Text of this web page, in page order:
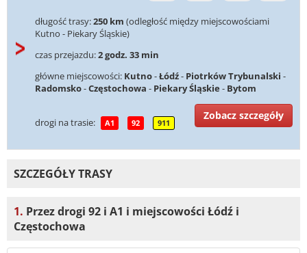
długość trasy:250 km (odległość między miejscowościami
Kutno - Piekary Śląskie)
czas przejazdu:2 godz. 33 min
główne miejscowości: Kutno-Łódź- Piotrków Trybunalski -
Radomsko-Częstochowa - Piekary Śląskie - Bytom
drogi na trasie: A1 92 911
Zobacz szczegóły
SZCZEGÓŁY TRASY
1. Przez drogi 92 i A1 i miejscowości Łódź i
Częstochowa